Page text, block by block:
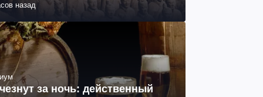
(фото)
назад
за ночь: действенный